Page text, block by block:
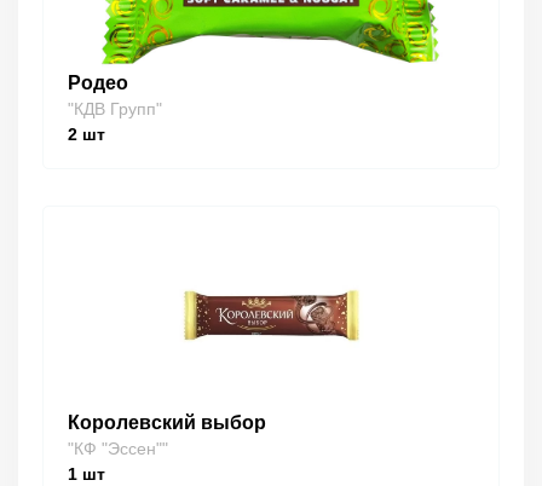
Родео
"КДВ Групп"
2 шт
Королевский выбор
"КФ "Эссен""
1 шт